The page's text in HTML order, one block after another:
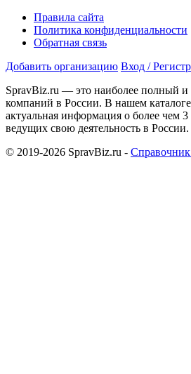
Правила сайта
Политика конфиденциальности
Обратная связь
Добавить организацию Вход /
SpravBiz.ru — это наиболее полный
компаний в России. В нашем
актуальная информация о более чем
ведущих свою деятельность в России.
© 2019-2026 SpravBiz.ru -